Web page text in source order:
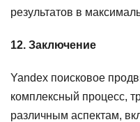
результатов в
12. Заключение
Yandex поисковое
комплексный процесс,
различным аспектам,